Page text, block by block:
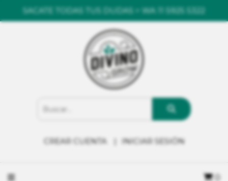
SACATE TODAS TUS DUDAS > WA 11 5925 5322
CREAR CUENTA INICIAR SESIÓN